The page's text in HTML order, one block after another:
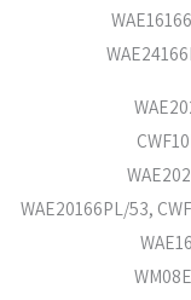
WAE20166PL/53,